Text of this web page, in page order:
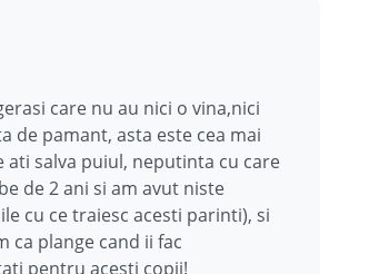
care nu au nici o vina,nici
de pamant, asta este cea mai
salva puiul, neputinta cu care
de 2 ani si am avut niste
cu ce traiesc acesti parinti), si
ca plange cand ii fac
pentru acesti copii!